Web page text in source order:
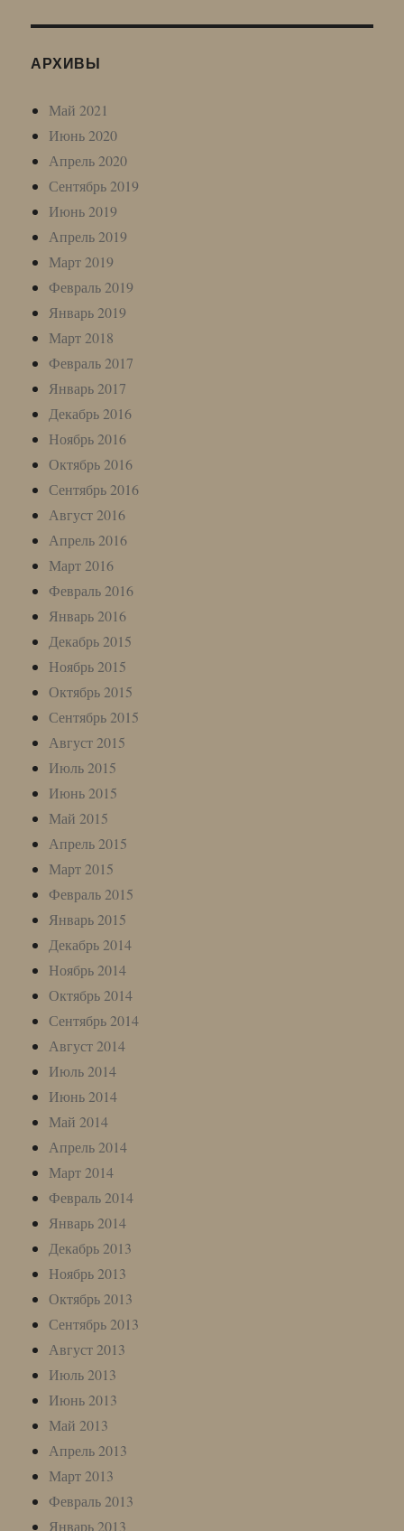
АРХИВЫ
Май 2021
Июнь 2020
Апрель 2020
Сентябрь 2019
Июнь 2019
Апрель 2019
Март 2019
Февраль 2019
Январь 2019
Март 2018
Февраль 2017
Январь 2017
Декабрь 2016
Ноябрь 2016
Октябрь 2016
Сентябрь 2016
Август 2016
Апрель 2016
Март 2016
Февраль 2016
Январь 2016
Декабрь 2015
Ноябрь 2015
Октябрь 2015
Сентябрь 2015
Август 2015
Июль 2015
Июнь 2015
Май 2015
Апрель 2015
Март 2015
Февраль 2015
Январь 2015
Декабрь 2014
Ноябрь 2014
Октябрь 2014
Сентябрь 2014
Август 2014
Июль 2014
Июнь 2014
Май 2014
Апрель 2014
Март 2014
Февраль 2014
Январь 2014
Декабрь 2013
Ноябрь 2013
Октябрь 2013
Сентябрь 2013
Август 2013
Июль 2013
Июнь 2013
Май 2013
Апрель 2013
Март 2013
Февраль 2013
Январь 2013